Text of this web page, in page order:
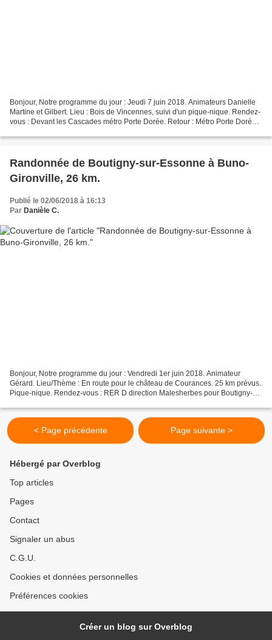
Bonjour, Notre programme du jour : Jeudi 7 juin 2018. Animateurs Danielle
Martine et Gilbert. Lieu : Bois de Vincennes, suivi d'un pique-nique. Rendez-
vous : Devant les Cascades métro Porte Dorée. Retour : Métro Porte Dorée..
Randonnée de Boutigny-sur-Essonne à Buno-
Gironville, 26 km.
Publié le 02/06/2018 à 16:13
Par Danièle C.
Bonjour, Notre programme du jour : Vendredi 1er juin 2018. Animateur
Gérard. Lieu/Thème : En route pour le château de Courances. 25 km prévus.
Pique-nique. Rendez-vous : RER D direction Malesherbes pour Boutigny-
< Page précédente Page suivante >
Hébergé par Overblog
Top articles
Pages
Contact
Signaler un abus
C.G.U.
Cookies et données personnelles
Préférences cookies
Créer un blog sur Overblog